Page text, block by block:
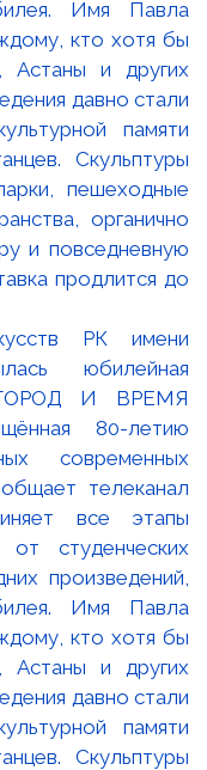
РК имени
юбилейная
«ГОРОД И ВРЕМЯ
80-летию
современных
телеканал
все этапы
студенческих
произведений,
Имя Павла
кто хотя бы
Астаны и других
давно стали
памяти
Скульптуры